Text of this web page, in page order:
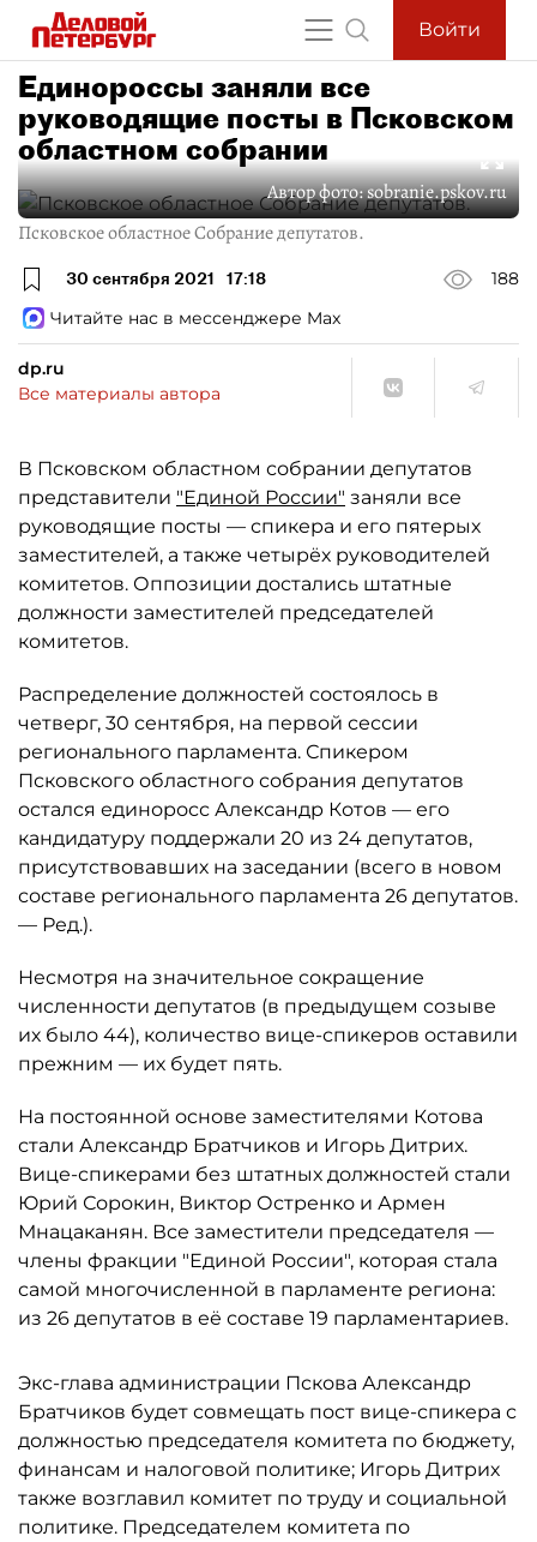
Войти
Единороссы заняли все
руководящие посты в Псковском
областном собрании
Автор фото:sobranie.pskov.ru
Псковское областное Собрание депутатов.
30 сентября 2021 17:18
188
Читайте нас в мессенджере Max
dp.ru
Все материалы автора
В Псковском областном собрании депутатов
представители "Единой России" заняли все
руководящие посты — спикера и его пятерых
заместителей, а также четырёх руководителей
комитетов. Оппозиции достались штатные
должности заместителей председателей
комитетов.
Распределение должностей состоялось в
четверг, 30 сентября, на первой сессии
регионального парламента. Спикером
Псковского областного собрания депутатов
остался единоросс Александр Котов — его
кандидатуру поддержали 20 из 24 депутатов,
присутствовавших на заседании (всего в новом
составе регионального парламента 26 депутатов.
— Ред.).
Несмотря на значительное сокращение
численности депутатов (в предыдущем созыве
их было 44), количество вице-спикеров оставили
прежним — их будет пять.
На постоянной основе заместителями Котова
стали Александр Братчиков и Игорь Дитрих.
Вице-спикерами без штатных должностей стали
Юрий Сорокин, Виктор Остренко и Армен
Мнацаканян. Все заместители председателя —
члены фракции "Единой России", которая стала
самой многочисленной в парламенте региона:
из 26 депутатов в её составе 19 парламентариев.
Экс-глава администрации Пскова Александр
Братчиков будет совмещать пост вице-спикера с
должностью председателя комитета по бюджету,
финансам и налоговой политике; Игорь Дитрих
также возглавил комитет по труду и социальной
политике. Председателем комитета по